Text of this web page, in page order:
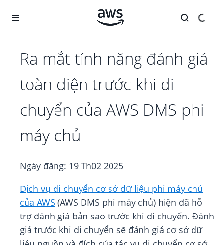
Ra mắt tính năng đánh giá
toàn diện trước khi di
chuyển của AWS DMS phi
máy chủ
Ngày đăng: 19 Th02 2025
Dịch vụ di chuyển cơ sở dữ liệu phi máy chủ
của AWS (AWS DMS phi máy chủ) hiện đã hỗ
trợ đánh giá bản sao trước khi di chuyển. Đánh
giá trước khi di chuyển sẽ đánh giá cơ sở dữ